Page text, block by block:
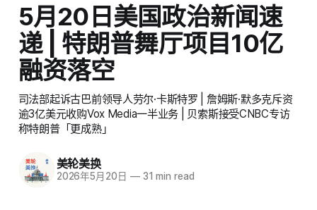
5月20日美国政治新闻速
递 | 特朗普舞厅项目10亿
融资落空
司法部起诉古巴前领导人劳尔·卡斯特罗 | 詹姆斯·默多克斥资
逾3亿美元收购Vox Media一半业务 | 贝索斯接受CNBC专访
称特朗普「更成熟」
美轮美换
2026年5月20日 —31 min read